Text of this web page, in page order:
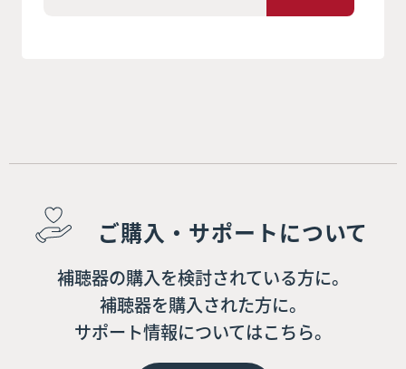
ご購入・サポートについて
補聴器の購入を検討されている方に。
補聴器を購入された方に。
サポート情報についてはこちら。